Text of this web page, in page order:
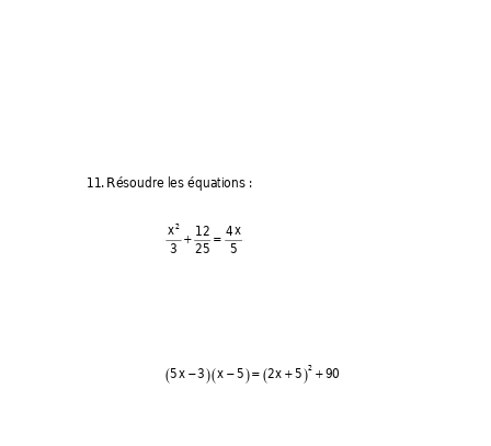
11. Résoudre les équations :
2
12 4
32
55
x x
+=
()
()
()
2
53 525 9
xx x
−−=++
0